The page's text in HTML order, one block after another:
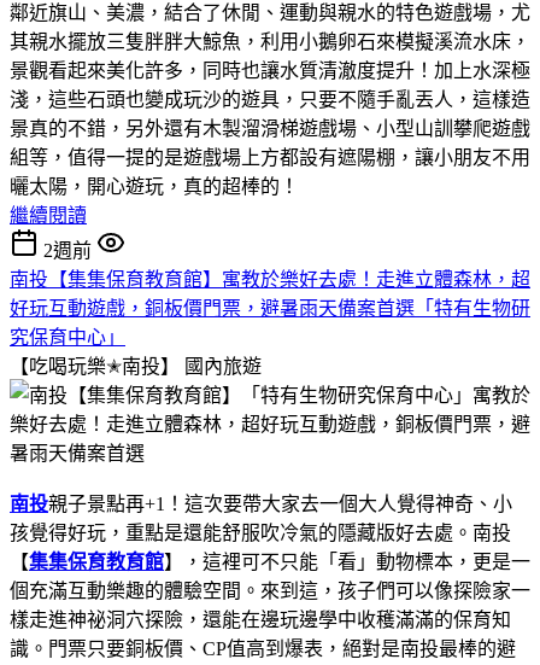
鄰近旗山、美濃，結合了休閒、運動與親水的特色遊戲場，尤
其親水擺放三隻胖胖大鯨魚，利用小鵝卵石來模擬溪流水床，
景觀看起來美化許多，同時也讓水質清澈度提升！加上水深極
淺，這些石頭也變成玩沙的遊具，只要不隨手亂丟人，這樣造
景真的不錯，另外還有木製溜滑梯遊戲場、小型山訓攀爬遊戲
組等，值得一提的是遊戲場上方都設有遮陽棚，讓小朋友不用
曬太陽，開心遊玩，真的超棒的！
繼續閱讀
2週前
南投【集集保育教育館】寓教於樂好去處！走進立體森林，超
好玩互動遊戲，銅板價門票，避暑雨天備案首選「特有生物研
究保育中心」
【吃喝玩樂✭南投】
國內旅遊
南投親子景點再+1！這次要帶大家去一個大人覺得神奇、小
孩覺得好玩，重點是還能舒服吹冷氣的隱藏版好去處。南投
【集集保育教育館】，這裡可不只能「看」動物標本，更是一
個充滿互動樂趣的體驗空間。來到這，孩子們可以像探險家一
樣走進神祕洞穴探險，還能在邊玩邊學中收穫滿滿的保育知
識。門票只要銅板價、CP值高到爆表，絕對是南投最棒的避